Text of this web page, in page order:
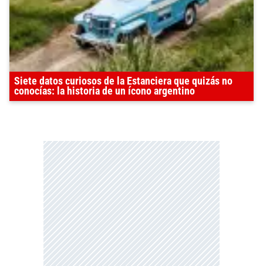
Siete datos curiosos de la Estanciera que quizás no
conocías: la historia de un ícono argentino